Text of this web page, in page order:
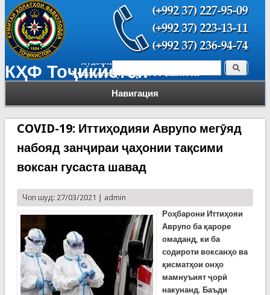
КҲФ Тоҷикистон
Навигация
Форма поиска Поиск
COVID-19: Иттиҳодияи Аврупо мегӯяд
набояд занҷираи ҷаҳонии тақсими
воксан гусаста шавад
Чоп шуд: 27/03/2021 | admin
Роҳбарони Иттиҳояи
Аврупо ба қароре
омаданд, ки ба
содироти воксанҳо ва
қисматҳои онҳо
мамнуъият ҷорӣ
накунанд. Баъди